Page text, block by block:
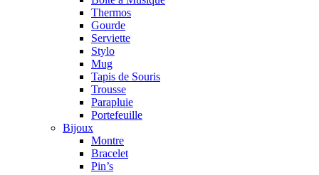
Thermos
Gourde
Serviette
Stylo
Mug
Tapis de Souris
Trousse
Parapluie
Portefeuille
Bijoux
Montre
Bracelet
Pin’s